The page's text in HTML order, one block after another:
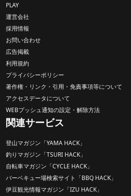
PLAY
運営会社
採用情報
お問い合わせ
広告掲載
利用規約
プライバシーポリシー
著作権・リンク・引用・免責事項等について
アクセスデータについて
WEBプッシュ通知の設定・解除方法
関連サービス
登山マガジン「YAMA HACK」
釣りマガジン「TSURI HACK」
自転車マガジン「CYCLE HACK」
バーベキュー場検索サイト「BBQ HACK」
伊豆観光情報マガジン「IZU HACK」